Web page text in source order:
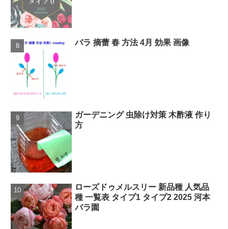
バラ 摘蕾 春 方法 4月 効果 画像
ガーデニング 虫除け対策 木酢液 作り
方
ローズドゥメルスリー 新品種 人気品
種 一覧表 タイプ1 タイプ2 2025 河本
バラ園